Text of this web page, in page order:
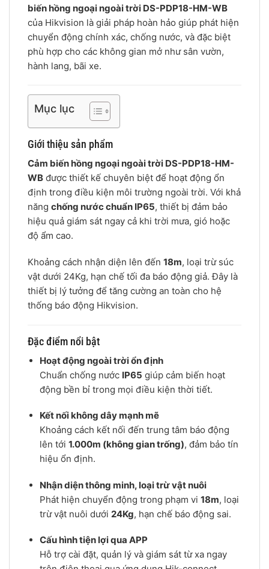
biến hồng ngoại ngoài trời DS-PDP18-HM-WB
của Hikvision là giải pháp hoàn hảo giúp phát hiện
chuyển động chính xác, chống nước, và đặc biệt
phù hợp cho các không gian mở như sân vườn,
hành lang, bãi xe.
Mục lục
Giới thiệu sản phẩm
Cảm biến hồng ngoại ngoài trời DS-PDP18-HM-
WB được thiết kế chuyên biệt để hoạt động ổn
định trong điều kiện môi trường ngoài trời. Với khả
năng chống nước chuẩn IP65, thiết bị đảm bảo
hiệu quả giám sát ngay cả khi trời mưa, gió hoặc
độ ẩm cao.
Khoảng cách nhận diện lên đến 18m, loại trừ súc
vật dưới 24Kg, hạn chế tối đa báo động giả. Đây là
thiết bị lý tưởng để tăng cường an toàn cho hệ
thống báo động Hikvision.
Đặc điểm nổi bật
Hoạt động ngoài trời ổn định
Chuẩn chống nước IP65 giúp cảm biến hoạt
động bền bỉ trong mọi điều kiện thời tiết.
Kết nối không dây mạnh mẽ
Khoảng cách kết nối đến trung tâm báo động
lên tới 1.000m (không gian trống), đảm bảo tín
hiệu ổn định.
Nhận diện thông minh, loại trừ vật nuôi
Phát hiện chuyển động trong phạm vi 18m, loại
trừ vật nuôi dưới 24Kg, hạn chế báo động sai.
Cấu hình tiện lợi qua APP
Hỗ trợ cài đặt, quản lý và giám sát từ xa ngay